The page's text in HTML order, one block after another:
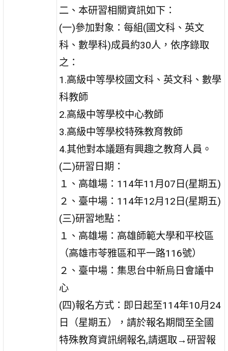
二、本研習相關資訊如下：
(一)參加對象：每組(國文科、英文
科、數學科)成員約30人，依序錄取
之：
1.高級中等學校國文科、英文科、數學
科教師
2.高級中等學校中心教師
3.高級中等學校特殊教育教師
4.其他對本議題有興趣之教育人員。
(二)研習日期：
１、高雄場：114年11月07日(星期五)
２、臺中場：114年12月12日(星期五)
(三)研習地點：
１、高雄場：高雄師範大學和平校區
（高雄市苓雅區和平一路116號）
２、臺中場：集思台中新烏日會議中
心
(四)報名方式：即日起至114年10月24
日（星期五），請於報名期間至全國
特殊教育資訊網報名,請選取→研習報